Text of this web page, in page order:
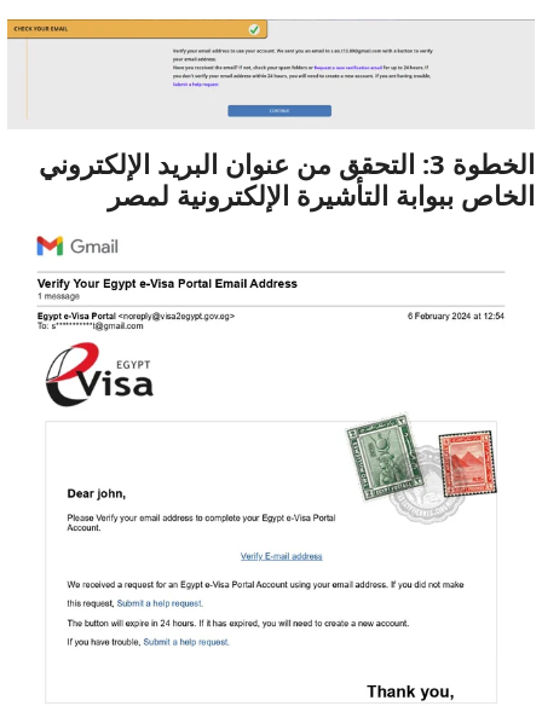
الخطوة 3: التحقق من عنوان البريد الإلكتروني
الخاص ببوابة التأشيرة الإلكترونية لمصر